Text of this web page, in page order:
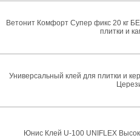
Ветонит Комфорт Супер фикс 20 кг
плитки и
Универсальный клей для плитки и
Юнис Клей U-100 UNIFLEX